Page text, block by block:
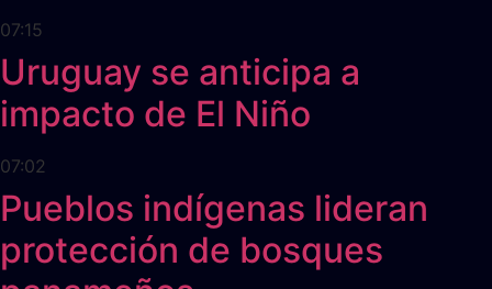
07:15
Uruguay se anticipa a
impacto de El Niño
07:02
Pueblos indígenas lideran
protección de bosques